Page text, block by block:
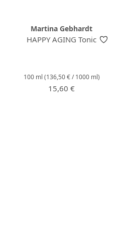
Martina Gebhardt
HAPPY AGING Tonic
100 ml (136,50 € / 1000 ml)
Prezzo normale:
15,60 €